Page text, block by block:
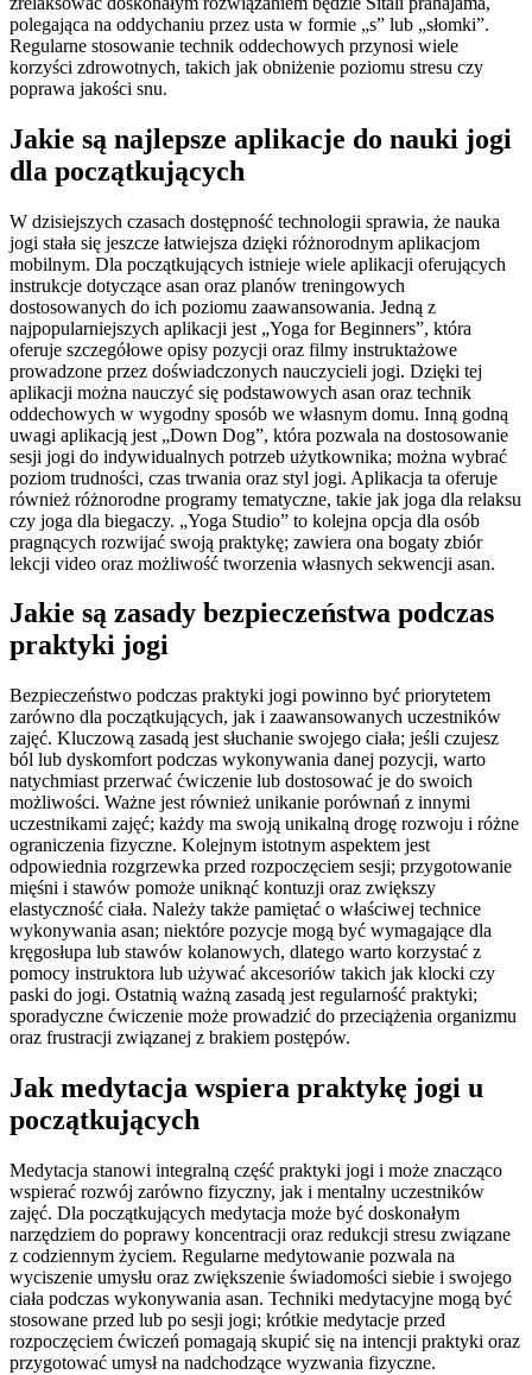
polegająca na oddychaniu przez usta w formie „s” lub „słomki”.
Regularne stosowanie technik oddechowych przynosi wiele
korzyści zdrowotnych, takich jak obniżenie poziomu stresu czy
poprawa jakości snu.
Jakie są najlepsze aplikacje do nauki jogi
dla początkujących
W dzisiejszych czasach dostępność technologii sprawia, że nauka
jogi stała się jeszcze łatwiejsza dzięki różnorodnym aplikacjom
mobilnym. Dla początkujących istnieje wiele aplikacji oferujących
instrukcje dotyczące asan oraz planów treningowych
dostosowanych do ich poziomu zaawansowania. Jedną z
najpopularniejszych aplikacji jest „Yoga for Beginners”, która
oferuje szczegółowe opisy pozycji oraz filmy instruktażowe
prowadzone przez doświadczonych nauczycieli jogi. Dzięki tej
aplikacji można nauczyć się podstawowych asan oraz technik
oddechowych w wygodny sposób we własnym domu. Inną godną
uwagi aplikacją jest „Down Dog”, która pozwala na dostosowanie
sesji jogi do indywidualnych potrzeb użytkownika; można wybrać
poziom trudności, czas trwania oraz styl jogi. Aplikacja ta oferuje
również różnorodne programy tematyczne, takie jak joga dla relaksu
czy joga dla biegaczy. „Yoga Studio” to kolejna opcja dla osób
pragnących rozwijać swoją praktykę; zawiera ona bogaty zbiór
lekcji video oraz możliwość tworzenia własnych sekwencji asan.
Jakie są zasady bezpieczeństwa podczas
praktyki jogi
Bezpieczeństwo podczas praktyki jogi powinno być priorytetem
zarówno dla początkujących, jak i zaawansowanych uczestników
zajęć. Kluczową zasadą jest słuchanie swojego ciała; jeśli czujesz
ból lub dyskomfort podczas wykonywania danej pozycji, warto
natychmiast przerwać ćwiczenie lub dostosować je do swoich
możliwości. Ważne jest również unikanie porównań z innymi
uczestnikami zajęć; każdy ma swoją unikalną drogę rozwoju i różne
ograniczenia fizyczne. Kolejnym istotnym aspektem jest
odpowiednia rozgrzewka przed rozpoczęciem sesji; przygotowanie
mięśni i stawów pomoże uniknąć kontuzji oraz zwiększy
elastyczność ciała. Należy także pamiętać o właściwej technice
wykonywania asan; niektóre pozycje mogą być wymagające dla
kręgosłupa lub stawów kolanowych, dlatego warto korzystać z
pomocy instruktora lub używać akcesoriów takich jak klocki czy
paski do jogi. Ostatnią ważną zasadą jest regularność praktyki;
sporadyczne ćwiczenie może prowadzić do przeciążenia organizmu
oraz frustracji związanej z brakiem postępów.
Jak medytacja wspiera praktykę jogi u
początkujących
Medytacja stanowi integralną część praktyki jogi i może znacząco
wspierać rozwój zarówno fizyczny, jak i mentalny uczestników
zajęć. Dla początkujących medytacja może być doskonałym
narzędziem do poprawy koncentracji oraz redukcji stresu związane
z codziennym życiem. Regularne medytowanie pozwala na
wyciszenie umysłu oraz zwiększenie świadomości siebie i swojego
ciała podczas wykonywania asan. Techniki medytacyjne mogą być
stosowane przed lub po sesji jogi; krótkie medytacje przed
rozpoczęciem ćwiczeń pomagają skupić się na intencji praktyki oraz
przygotować umysł na nadchodzące wyzwania fizyczne.